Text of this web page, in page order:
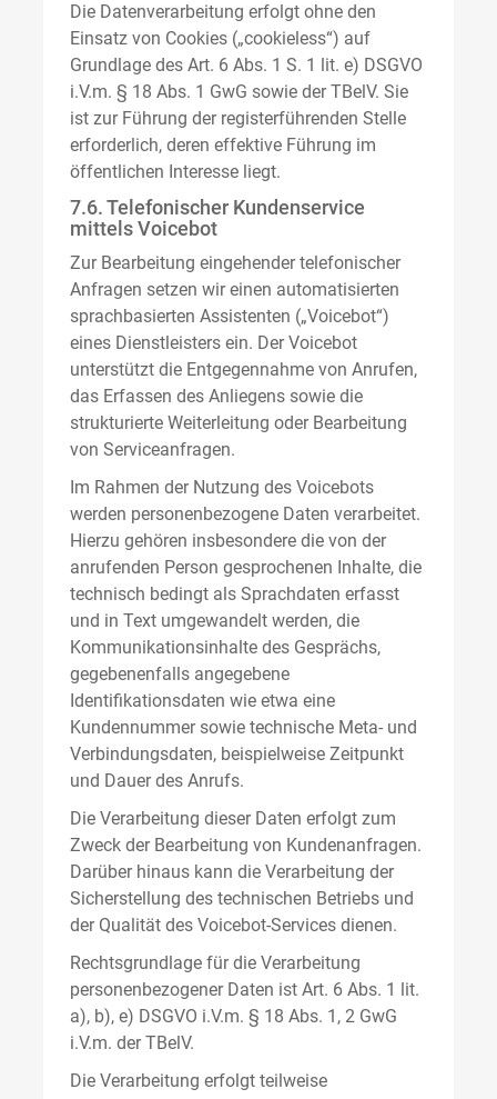
Die Datenverarbeitung erfolgt ohne den
Einsatz von Cookies („cookieless“) auf
Grundlage des Art. 6 Abs. 1 S. 1 lit. e) DSGVO
i.V.m. § 18 Abs. 1 GwG sowie der TBelV. Sie
ist zur Führung der registerführenden Stelle
erforderlich, deren effektive Führung im
öffentlichen Interesse liegt.
7.6. Telefonischer Kundenservice
mittels Voicebot
Zur Bearbeitung eingehender telefonischer
Anfragen setzen wir einen automatisierten
sprachbasierten Assistenten („Voicebot“)
eines Dienstleisters ein. Der Voicebot
unterstützt die Entgegennahme von Anrufen,
das Erfassen des Anliegens sowie die
strukturierte Weiterleitung oder Bearbeitung
von Serviceanfragen.
Im Rahmen der Nutzung des Voicebots
werden personenbezogene Daten verarbeitet.
Hierzu gehören insbesondere die von der
anrufenden Person gesprochenen Inhalte, die
technisch bedingt als Sprachdaten erfasst
und in Text umgewandelt werden, die
Kommunikationsinhalte des Gesprächs,
gegebenenfalls angegebene
Identifikationsdaten wie etwa eine
Kundennummer sowie technische Meta- und
Verbindungsdaten, beispielweise Zeitpunkt
und Dauer des Anrufs.
Die Verarbeitung dieser Daten erfolgt zum
Zweck der Bearbeitung von Kundenanfragen.
Darüber hinaus kann die Verarbeitung der
Sicherstellung des technischen Betriebs und
der Qualität des Voicebot-Services dienen.
Rechtsgrundlage für die Verarbeitung
personenbezogener Daten ist Art. 6 Abs. 1 lit.
a), b), e) DSGVO i.V.m. § 18 Abs. 1, 2 GwG
i.V.m. der TBelV.
Die Verarbeitung erfolgt teilweise